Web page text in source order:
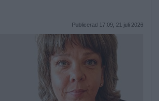
Publicerad 17:09, 21 juli 2026